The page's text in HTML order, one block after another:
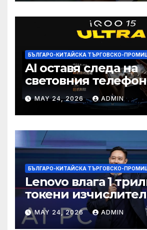
БЪЛГАРО-КИТАЙСКА ТЪРГОВСКО-
AI оставя следа на
световния
пазар
MAY 24, 2026 ADMIN
БЪЛГАРО-КИТАЙСКА ТЪРГОВСКО-
Lenovo влага 1
токени
мощност в AI
MAY 24, 2026 ADMIN